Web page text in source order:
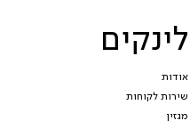
לינקים
אודות
שירות לקוחות
מגזין